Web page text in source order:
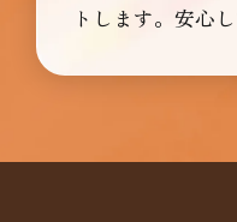
トします。安心